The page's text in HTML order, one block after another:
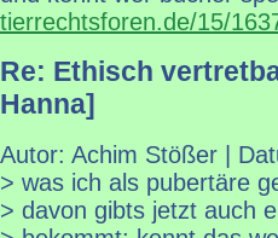
tierrechtsforen.de/15/
Re: Ethisch
Hanna]
Autor: Achim Stößer |
> was ich als pubertäre
> davon gibts jetzt auch